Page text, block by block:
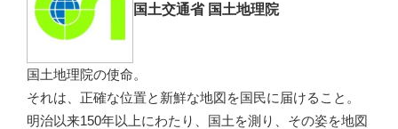
国土交通省 国土地理院
国土地理院の使命。
それは、正確な位置と新鮮な地図を国民に届けること。
明治以来150年以上にわたり、国土を測り、その姿を地図